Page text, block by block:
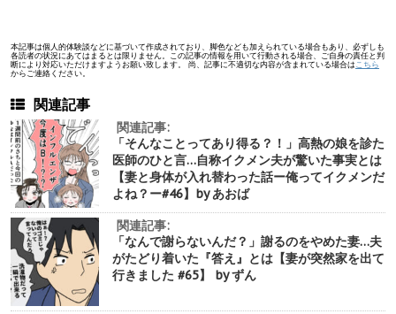
本記事は個人的体験談などに基づいて作成されており、脚色なども加えられている場合もあり、必ずしも
各読者の状況にあてはまるとは限りません。この記事の情報を用いて行動される場合、ご自身の責任と判
断により対応いただけますようお願い致します。 尚、記事に不適切な内容が含まれている場合は こちら
からご連絡ください。
関連記事
関連記事:
「そんなことってあり得る？！」高熱の娘を診た
医師のひと言…自称イクメン夫が驚いた事実とは
【妻と身体が入れ替わった話ー俺ってイクメンだ
よね？ー#46】by あおば
関連記事:
「なんで謝らないんだ？」謝るのをやめた妻…夫
がたどり着いた『答え』とは【妻が突然家を出て
行きました #65】 by ずん